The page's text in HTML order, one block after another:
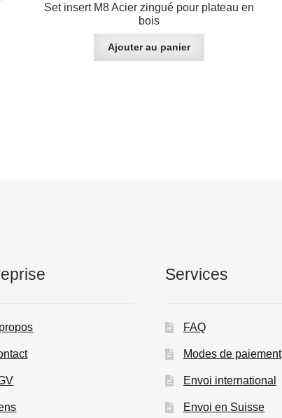
Set insert M8 Acier zingué pour plateau en
bois
Ajouter au panier
Services
FAQ
Modes de paiement
Envoi international
Envoi en Suisse